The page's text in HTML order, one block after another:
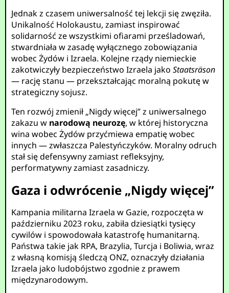
Jednak z czasem uniwersalność tej lekcji się zwęziła.
Unikalność Holokaustu, zamiast inspirować
solidarność ze wszystkimi ofiarami prześladowań,
stwardniała w zasadę wyłącznego zobowiązania
wobec Żydów i Izraela. Kolejne rządy niemieckie
zakotwiczyły bezpieczeństwo Izraela jakoStaatsräson
— rację stanu — przekształcając moralną pokutę w
strategiczny sojusz.
Ten rozwój zmienił „Nigdy więcej” z uniwersalnego
zakazu w narodową neurozę, w której historyczna
wina wobec Żydów przyćmiewa empatię wobec
innych — zwłaszcza Palestyńczyków. Moralny odruch
stał się defensywny zamiast refleksyjny,
performatywny zamiast zasadniczy.
Gaza i odwrócenie „Nigdy więcej”
Kampania militarna Izraela w Gazie, rozpoczęta w
październiku 2023 roku, zabiła dziesiątki tysięcy
cywilów i spowodowała katastrofę humanitarną.
Państwa takie jak RPA, Brazylia, Turcja i Boliwia, wraz
z własną komisją śledczą ONZ, oznaczyły działania
Izraela jako ludobójstwo zgodnie z prawem
międzynarodowym.